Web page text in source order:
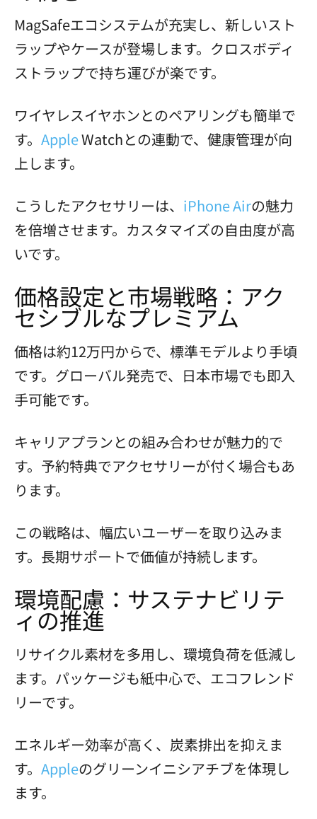
MagSafeエコシステムが充実し、新しいスト
ラップやケースが登場します。クロスボディ
ストラップで持ち運びが楽です。
ワイヤレスイヤホンとのペアリングも簡単で
す。 AppleWatchとの連動で、健康管理が向
上します。
こうしたアクセサリーは、 iPhone Airの魅力
を倍増させます。カスタマイズの自由度が高
いです。
価格設定と市場戦略：アク
セシブルなプレミアム
価格は約12万円からで、標準モデルより手頃
です。グローバル発売で、日本市場でも即入
手可能です。
キャリアプランとの組み合わせが魅力的で
す。予約特典でアクセサリーが付く場合もあ
ります。
この戦略は、幅広いユーザーを取り込みま
す。長期サポートで価値が持続します。
環境配慮：サステナビリテ
ィの推進
リサイクル素材を多用し、環境負荷を低減し
ます。パッケージも紙中心で、エコフレンド
リーです。
エネルギー効率が高く、炭素排出を抑えま
す。 Appleのグリーンイニシアチブを体現し
ます。